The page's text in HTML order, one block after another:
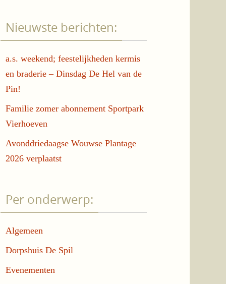
Nieuwste berichten:
a.s. weekend; feestelijkheden kermis
en braderie – Dinsdag De Hel van de
Pin!
Familie zomer abonnement Sportpark
Vierhoeven
Avonddriedaagse Wouwse Plantage
2026 verplaatst
Per onderwerp:
Algemeen
Dorpshuis De Spil
Evenementen